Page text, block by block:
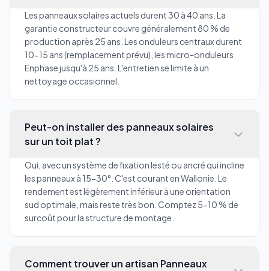
Les panneaux solaires actuels durent 30 à 40 ans. La
garantie constructeur couvre généralement 80 % de
production après 25 ans. Les onduleurs centraux durent
10-15 ans (remplacement prévu), les micro-onduleurs
Enphase jusqu'à 25 ans. L'entretien se limite à un
nettoyage occasionnel.
Peut-on installer des panneaux solaires
sur un toit plat ?
Oui, avec un système de fixation lesté ou ancré qui incline
les panneaux à 15-30°. C'est courant en Wallonie. Le
rendement est légèrement inférieur à une orientation
sud optimale, mais reste très bon. Comptez 5-10 % de
surcoût pour la structure de montage.
Comment trouver un artisan Panneaux